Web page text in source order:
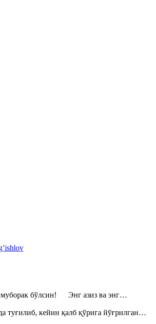
муборак бўлсин! Энг азиз ва энг…
туғилиб, кейин қалб қўрига йўғрилган…